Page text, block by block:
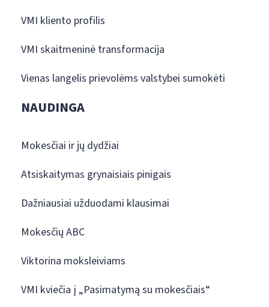
VMI kliento profilis
VMI skaitmeninė transformacija
Vienas langelis prievolėms valstybei sumokėti
NAUDINGA
Mokesčiai ir jų dydžiai
Atsiskaitymas grynaisiais pinigais
Dažniausiai užduodami klausimai
Mokesčių ABC
Viktorina moksleiviams
VMI kviečia į „Pasimatymą su mokesčiais“